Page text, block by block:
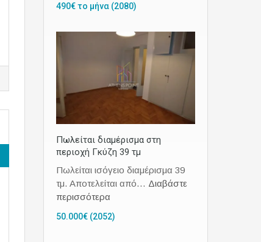
490€ το μήνα (2080)
Πωλείται διαμέρισμα στη
περιοχή Γκύζη 39 τμ
Πωλείται ισόγειο διαμέρισμα 39
τμ. Αποτελείται από… Διαβάστε
περισσότερα
50.000€ (2052)